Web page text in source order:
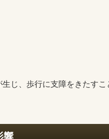
じ、歩行に支障をきたすこ
響